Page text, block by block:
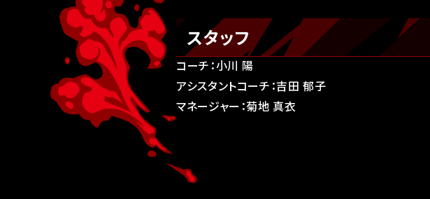
スタッフ
コーチ：小川 陽
アシスタントコーチ：吉田 郁子
マネージャー：菊地 真衣